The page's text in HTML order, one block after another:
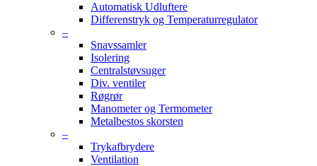
Automatisk Udluftere
Differenstryk og Temperaturregulator
–
Snavssamler
Isolering
Centralstøvsuger
Div. ventiler
Røgrør
Manometer og Termometer
Metalbestos skorsten
–
Trykafbrydere
Ventilation